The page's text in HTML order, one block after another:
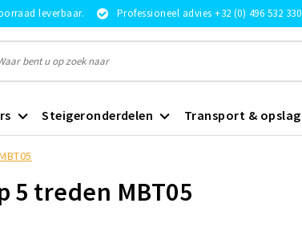
leverbaar. Professioneel advies +32 (0) 496 532 330
Steigeronderdelen Transport & opslag
5 treden MBT05